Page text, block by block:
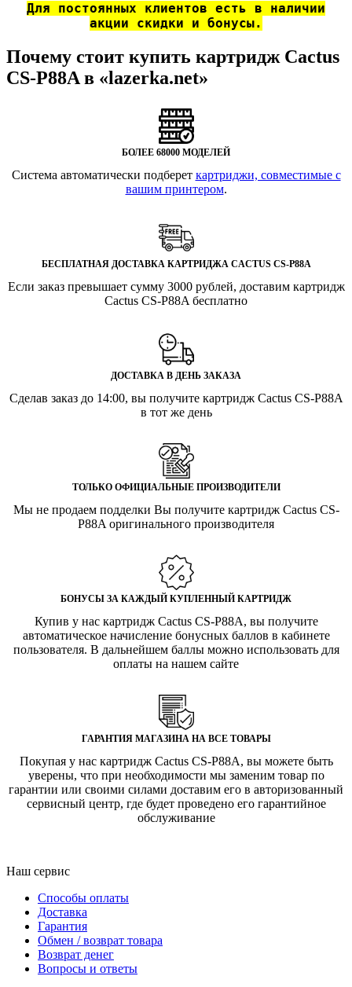
Для постоянных клиентов есть в наличии
акции скидки и бонусы.
Почему стоит купить картридж Cactus
CS-P88A в «lazerka.net»
БОЛЕЕ 68000 МОДЕЛЕЙ
Система автоматически подберет картриджи, совместимые с
вашим принтером.
БЕСПЛАТНАЯ ДОСТАВКА КАРТРИДЖА CACTUS CS-P88A
Если заказ превышает сумму 3000 рублей, доставим картридж
Cactus CS-P88A бесплатно
ДОСТАВКА В ДЕНЬ ЗАКАЗА
Сделав заказ до 14:00, вы получите картридж Cactus CS-P88A
в тот же день
ТОЛЬКО ОФИЦИАЛЬНЫЕ ПРОИЗВОДИТЕЛИ
Мы не продаем подделки Вы получите картридж Cactus CS-
P88A оригинального производителя
БОНУСЫ ЗА КАЖДЫЙ КУПЛЕННЫЙ КАРТРИДЖ
Купив у нас картридж Cactus CS-P88A, вы получите
автоматическое начисление бонусных баллов в кабинете
пользователя. В дальнейшем баллы можно использовать для
оплаты на нашем сайте
ГАРАНТИЯ МАГАЗИНА НА ВСЕ ТОВАРЫ
Покупая у нас картридж Cactus CS-P88A, вы можете быть
уверены, что при необходимости мы заменим товар по
гарантии или своими силами доставим его в авторизованный
сервисный центр, где будет проведено его гарантийное
обслуживание
Наш сервис
Способы оплаты
Доставка
Гарантия
Обмен / возврат товара
Возврат денег
Вопросы и ответы